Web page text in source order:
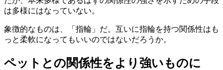
は多様にはなっていない。
象徴的なものは、「指輪」だ。互いに指輪を持つ関係性はも
っと柔軟になってもいいのではないだろうか。
ペットとの関係性をより強いものに